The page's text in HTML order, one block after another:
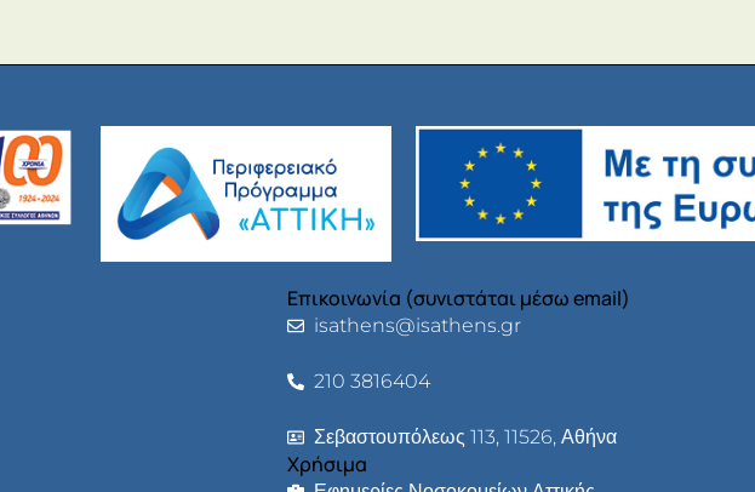
Επικοινωνία (συνιστάται μέσω email)
isathens@isathens.gr
210 3816404
Σεβαστουπόλεως 113, 11526, Αθήνα
Χρήσιμα